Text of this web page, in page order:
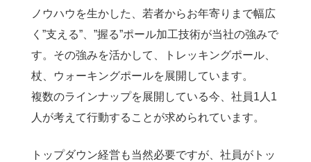
ノウハウを生かした、若者からお年寄りまで幅広
く”支える”、”握る”ポール加工技術が当社の強みで
す。その強みを活かして、トレッキングポール、
杖、ウォーキングポールを展開しています。
複数のラインナップを展開している今、社員1人1
人が考えて行動することが求められています。
トップダウン経営も当然必要ですが、社員がトッ